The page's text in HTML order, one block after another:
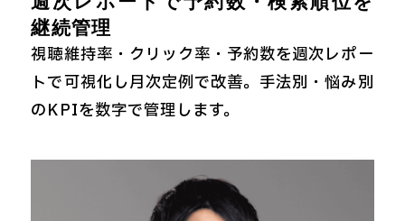
継続管理
視聴維持率・クリック率・予約数を週次レポー
トで可視化し月次定例で改善。手法別・悩み別
のKPIを数字で管理します。